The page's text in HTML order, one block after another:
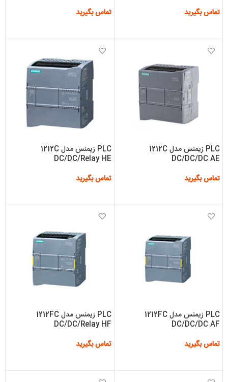
تماس بگیرید
تماس بگیرید
PLC زیمنس مدل 1212C
DC/DC/DC AE
تماس بگیرید
PLC زیمنس مدل 1212C
DC/DC/Relay HE
تماس بگیرید
PLC زیمنس مدل 1212FC
DC/DC/DC AF
تماس بگیرید
PLC زیمنس مدل 1212FC
DC/DC/Relay HF
تماس بگیرید